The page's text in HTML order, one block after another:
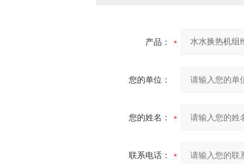
产品：
您的单位：
您的姓名：
联系电话：